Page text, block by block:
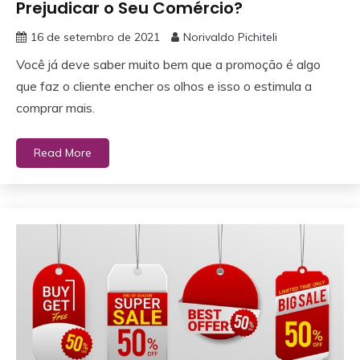
Prejudicar o Seu Comércio?
16 de setembro de 2021 Norivaldo Pichiteli
Você já deve saber muito bem que a promoção é algo
que faz o cliente encher os olhos e isso o estimula a
comprar mais.
Read More